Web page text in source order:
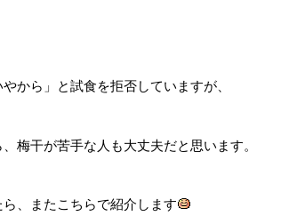
やから」と試食を拒否していますが、
梅干が苦手な人も大丈夫だと思います。
、またこちらで紹介します